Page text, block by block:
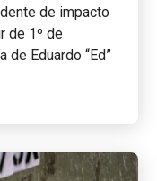
de impacto
de 1º de
de Eduardo “Ed”